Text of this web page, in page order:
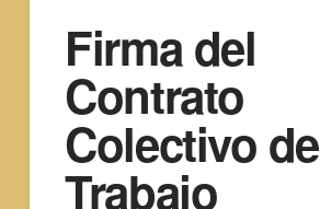
Firma del
Contrato
Colectivo de
Trabajo